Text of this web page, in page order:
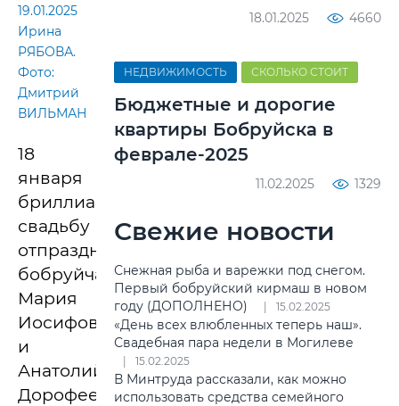
19.01.2025
Ирина
РЯБОВА.
Фото:
Дмитрий
ВИЛЬМАН
18
января
бриллиантовую
свадьбу
отпраздновали
бобруйчане
Мария
Иосифовна
и
Анатолий
Дорофеевич
18.01.2025 4660
НЕДВИЖИМОСТЬ СКОЛЬКО СТОИТ
Бюджетные и дорогие
квартиры Бобруйска в
феврале-2025
11.02.2025 1329
Свежие новости
Снежная рыба и варежки под снегом.
Первый бобруйский кирмаш в новом
году (ДОПОЛНЕНО)
15.02.2025
«День всех влюбленных теперь наш».
Свадебная пара недели в Могилеве
15.02.2025
В Минтруда рассказали, как можно
использовать средства семейного